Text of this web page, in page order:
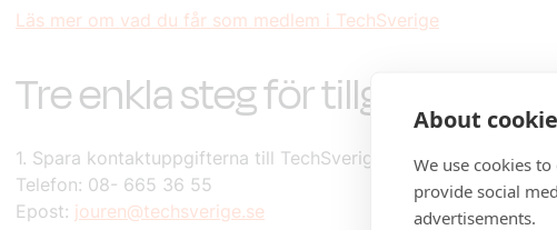
Läs mer om vad du får som medlem i TechSverige
Tre enkla steg för tillgång till
1. Spara kontaktuppgifterna till TechSveriges arbetsgivarjour.
Telefon: 08- 665 36 55
Epost: jouren@techsverige.se
About
We use cookies
provide social
advertisements.